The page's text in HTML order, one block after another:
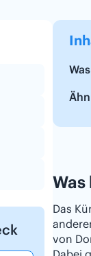
Was
Das
von